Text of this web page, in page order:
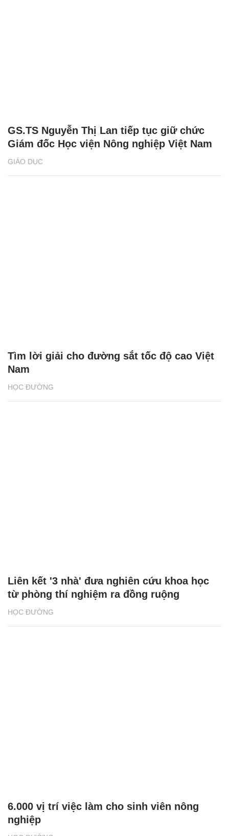
GIÁO DỤC
GS.TS Nguyễn Thị Lan tiếp tục giữ chức
Giám đốc Học viện Nông nghiệp Việt Nam
HỌC ĐƯỜNG
Tìm lời giải cho đường sắt tốc độ cao Việt
Nam
HỌC ĐƯỜNG
Liên kết '3 nhà' đưa nghiên cứu khoa học
từ phòng thí nghiệm ra đồng ruộng
6.000 vị trí việc làm cho sinh viên nông
nghiệp